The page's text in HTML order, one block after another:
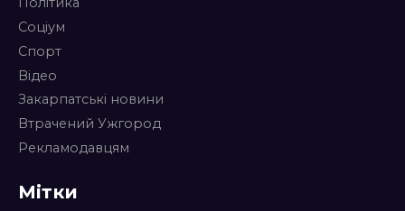
Соціум
Спорт
Відео
Закарпатські новини
Втрачений Ужгород
Рекламодавцям
Мітки